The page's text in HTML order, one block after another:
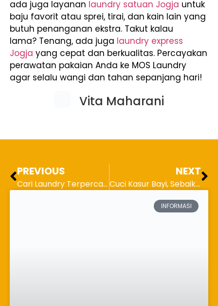
ada juga layanan laundry satuan Jogja untuk
baju favorit atau sprei, tirai, dan kain lain yang
butuh penanganan ekstra. Takut kalau
lama? Tenang, ada juga laundry express
Jogja yang cepat dan berkualitas. Percayakan
perawatan pakaian Anda ke MOS Laundry
agar selalu wangi dan tahan sepanjang hari!
Vita Maharani
PREVIOUS
Cari Laundry Terpercaya untuk Mencuci Baju Kesayangan? Ini Rekomendasinya!
NEXT
Cuci Kasur Bayi, Sebaiknya Seberapa Sering?
INFORMASI